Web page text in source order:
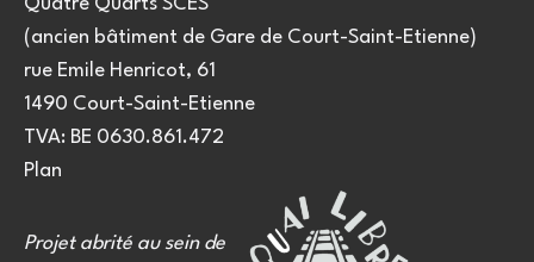
Quatre Quarts SCES
(ancien bâtiment de Gare de Court-Saint-Etienne)
rue Emile Henricot, 61
1490 Court-Saint-Etienne
TVA: BE 0630.861.472
Plan
Projet abrité au sein de